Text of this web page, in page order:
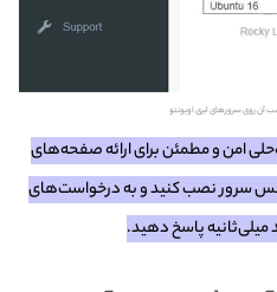
آن روی سرورهای ابری اوبونتو
امن و مطمئن برای ارائه صفحه‌های
سرور نصب کنید و به درخواست‌های
میلی‌ثانیه پاسخ دهید.